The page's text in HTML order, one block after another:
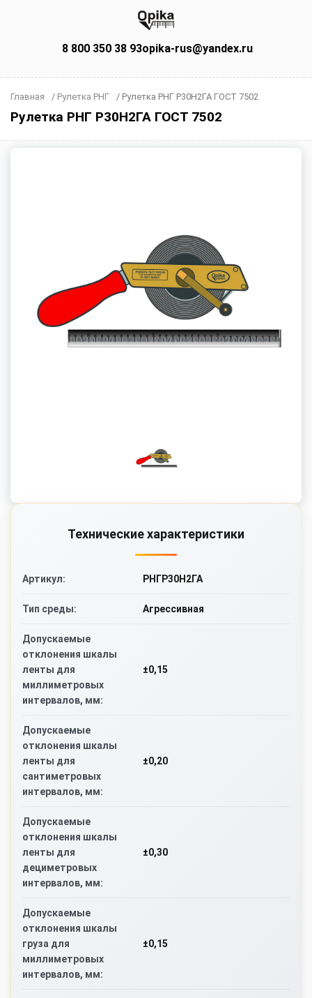
8 800 350 38 93opika-rus@yandex.ru
Главная / Рулетка РНГ / Рулетка РНГ Р30Н2ГА ГОСТ 7502
Рулетка РНГ Р30Н2ГА ГОСТ 7502
Технические характеристики
Артикул: РНГР30Н2ГА
Тип среды: Агрессивная
Допускаемые
отклонения шкалы
ленты для
миллиметровых
интервалов, мм:
±0,15
Допускаемые
отклонения шкалы
ленты для
сантиметровых
интервалов, мм:
±0,20
Допускаемые
отклонения шкалы
ленты для
дециметровых
интервалов, мм:
±0,30
Допускаемые
отклонения шкалы
груза для
миллиметровых
интервалов, мм:
±0,15